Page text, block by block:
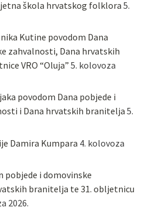
škola hrvatskog folklora 5.
Kutine povodom Dana
zahvalnosti, Dana hrvatskih
VRO “Oluja” 5. kolovoza
povodom Dana pobjede i
i Dana hrvatskih branitelja 5.
Damira Kumpara 4. kolovoza
pobjede i domovinske
branitelja te 31. obljetnicu
2026.